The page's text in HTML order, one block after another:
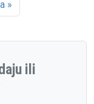
»
ili